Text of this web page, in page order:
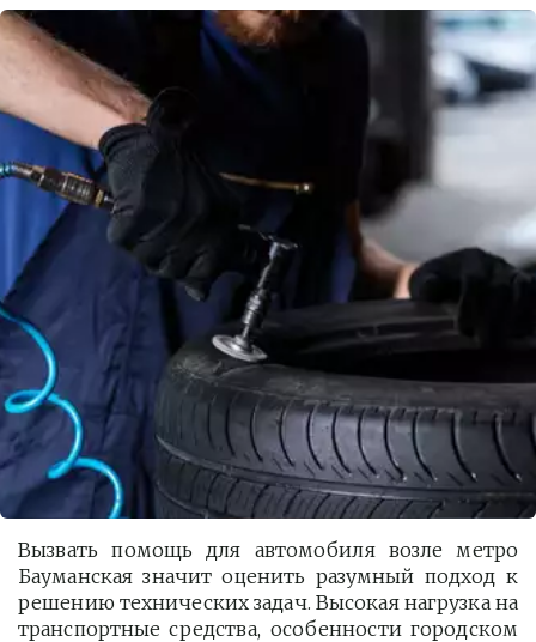
Вызвать помощь для автомобиля возле метро
Бауманская значит оценить разумный подход к
решению технических задач. Высокая нагрузка на
транспортные средства, особенности городском